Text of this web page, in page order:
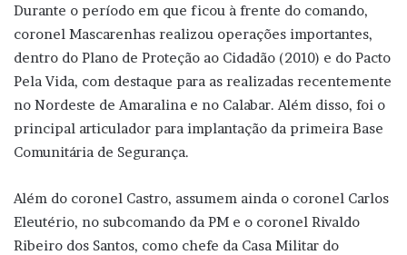
Durante o período em que ficou à frente do comando,
coronel Mascarenhas realizou operações importantes,
dentro do Plano de Proteção ao Cidadão (2010) e do Pacto
Pela Vida, com destaque para as realizadas recentemente
no Nordeste de Amaralina e no Calabar. Além disso, foi o
principal articulador para implantação da primeira Base
Comunitária de Segurança.
Além do coronel Castro, assumem ainda o coronel Carlos
Eleutério, no subcomando da PM e o coronel Rivaldo
Ribeiro dos Santos, como chefe da Casa Militar do